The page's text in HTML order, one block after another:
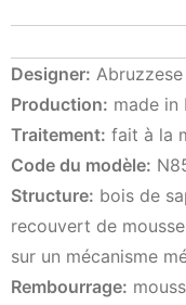
Designer: Abruzzese
Production: made in
Traitement: fait à la
Code du modèle:
Structure: bois de
recouvert de
sur un mécanisme
Rembourrage: